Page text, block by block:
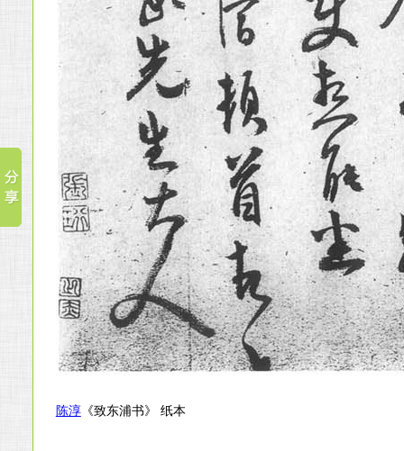
陈淳《致东浦书》 纸本